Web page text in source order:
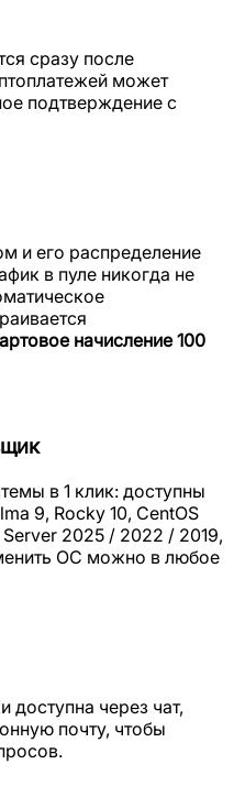
сразу после
может
подтверждение с
и его распределение
в пуле никогда не
начисление 100
в 1 клик: доступны
9, Rocky 10, CentOS
2025 / 2022 / 2019,
ОС можно в любое
через чат,
почту, чтобы